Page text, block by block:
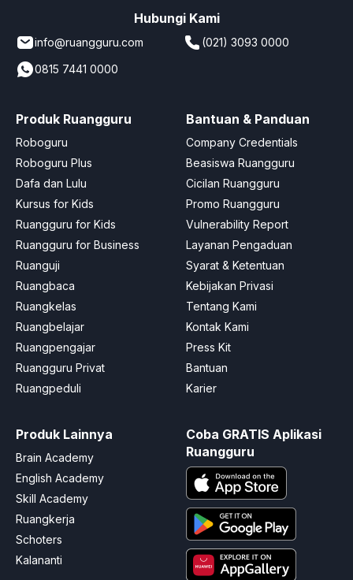
Hubungi Kami
info@ruangguru.com
(021) 3093 0000
0815 7441 0000
Produk Ruangguru
Roboguru
Roboguru Plus
Dafa dan Lulu
Kursus for Kids
Ruangguru for Kids
Ruangguru for Business
Ruanguji
Ruangbaca
Ruangkelas
Ruangbelajar
Ruangpengajar
Ruangguru Privat
Ruangpeduli
Bantuan & Panduan
Company Credentials
Beasiswa Ruangguru
Cicilan Ruangguru
Promo Ruangguru
Vulnerability Report
Layanan Pengaduan
Syarat & Ketentuan
Kebijakan Privasi
Tentang Kami
Kontak Kami
Press Kit
Bantuan
Karier
Produk Lainnya
Brain Academy
English Academy
Skill Academy
Ruangkerja
Schoters
Kalananti
Coba GRATIS Aplikasi
Ruangguru